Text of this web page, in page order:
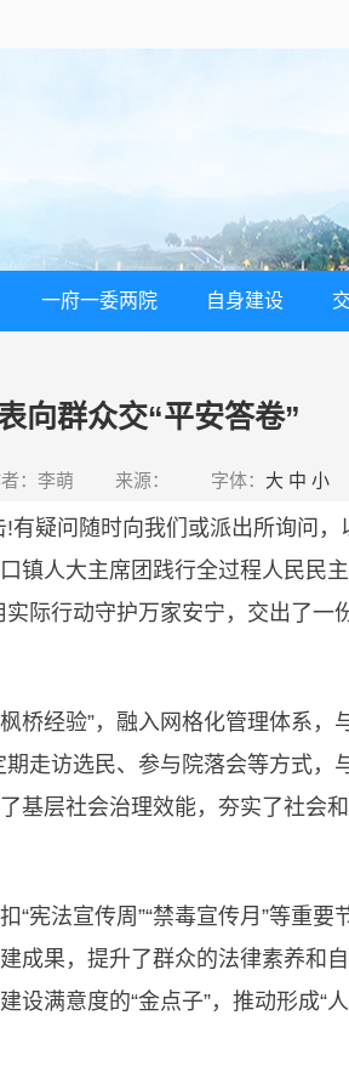
一府一委两院 自身建设
向群众交“平安答卷”
：李萌 来源： 字体： 大 中 小
问随时向我们或派出所询问，
人大主席团践行全过程人民民
际行动守护万家安宁，交出了一
经验”，融入网格化管理体系，
走访选民、参与院落会等方式，
层社会治理效能，夯实了社会和
法宣传周”“禁毒宣传月”等重要
成果，提升了群众的法律素养和
满意度的“金点子”，推动形成“